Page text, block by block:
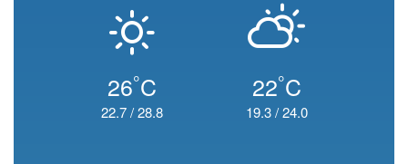
26°C
22.7/28.8
22°C
19.3/24.0